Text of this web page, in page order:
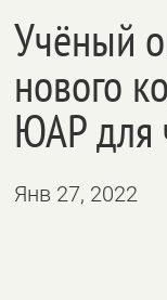
Учёный
нового
ЮАР для
Янв 27, 2022